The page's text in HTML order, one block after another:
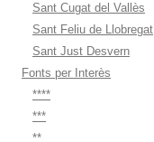
Sant Cugat del Vallès
Sant Feliu de Llobregat
Sant Just Desvern
Fonts per Interès
****
***
**